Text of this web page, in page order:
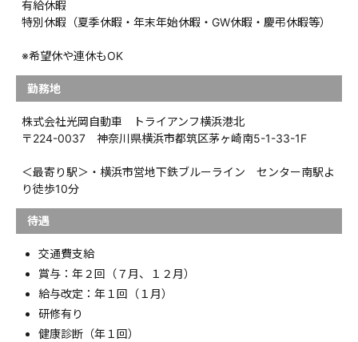
有給休暇
特別休暇（夏季休暇・年末年始休暇・GW休暇・慶弔休暇等）
※希望休や連休もOK
勤務地
株式会社光岡自動車 トライアンフ横浜港北
〒224-0037 神奈川県横浜市都筑区茅ヶ崎南5-1-33-1F
＜最寄り駅＞・横浜市営地下鉄ブルーライン センター南駅よ
り徒歩10分
待遇
交通費支給
賞与：年２回（７月、１２月）
給与改定：年１回（１月）
研修有り
健康診断（年１回）